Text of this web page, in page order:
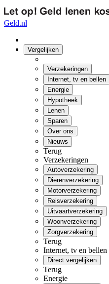
Geld.nl
Vergelijken
Verzekeringen
Internet, tv en bellen
Energie
Hypotheek
Lenen
Sparen
Over ons
Nieuws
Terug
Verzekeringen
Autoverzekering
Dierenverzekering
Motorverzekering
Reisverzekering
Uitvaartverzekering
Woonverzekering
Zorgverzekering
Terug
Internet, tv en bellen
Direct vergelijken
Terug
Energie